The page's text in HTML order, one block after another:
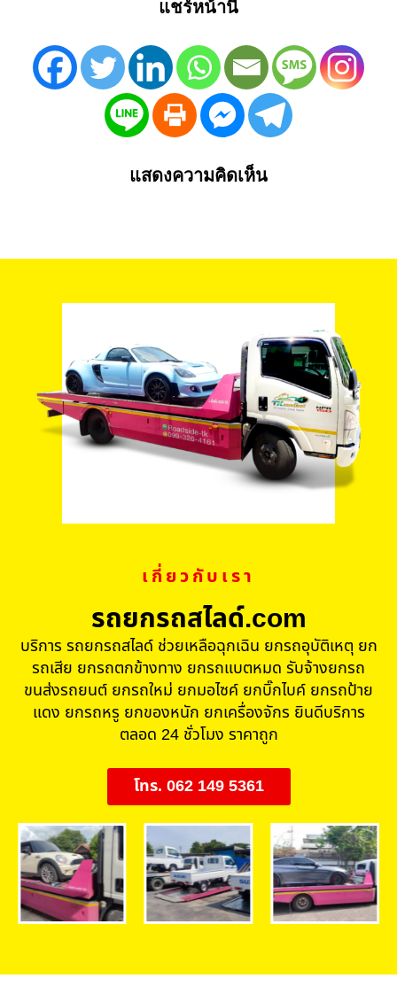
แชร์หน้านี้
แสดงความคิดเห็น
เกี่ยวกับเรา
รถยกรถสไลด์.com
บริการ รถยกรถสไลด์ ช่วยเหลือฉุกเฉิน ยกรถอุบัติเหตุ ยก
รถเสีย ยกรถตกข้างทาง ยกรถแบตหมด รับจ้างยกรถ
ขนส่งรถยนต์ ยกรถใหม่ ยกมอไซค์ ยกบิ๊กไบค์ ยกรถป้าย
แดง ยกรถหรู ยกของหนัก ยกเครื่องจักร ยินดีบริการ
ตลอด 24 ชั่วโมง ราคาถูก
โทร. 062 149 5361